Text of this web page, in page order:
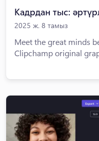
Кадрдан тыс:
2025 ж. 8 тамыз
Meet the great minds
Clipchamp original